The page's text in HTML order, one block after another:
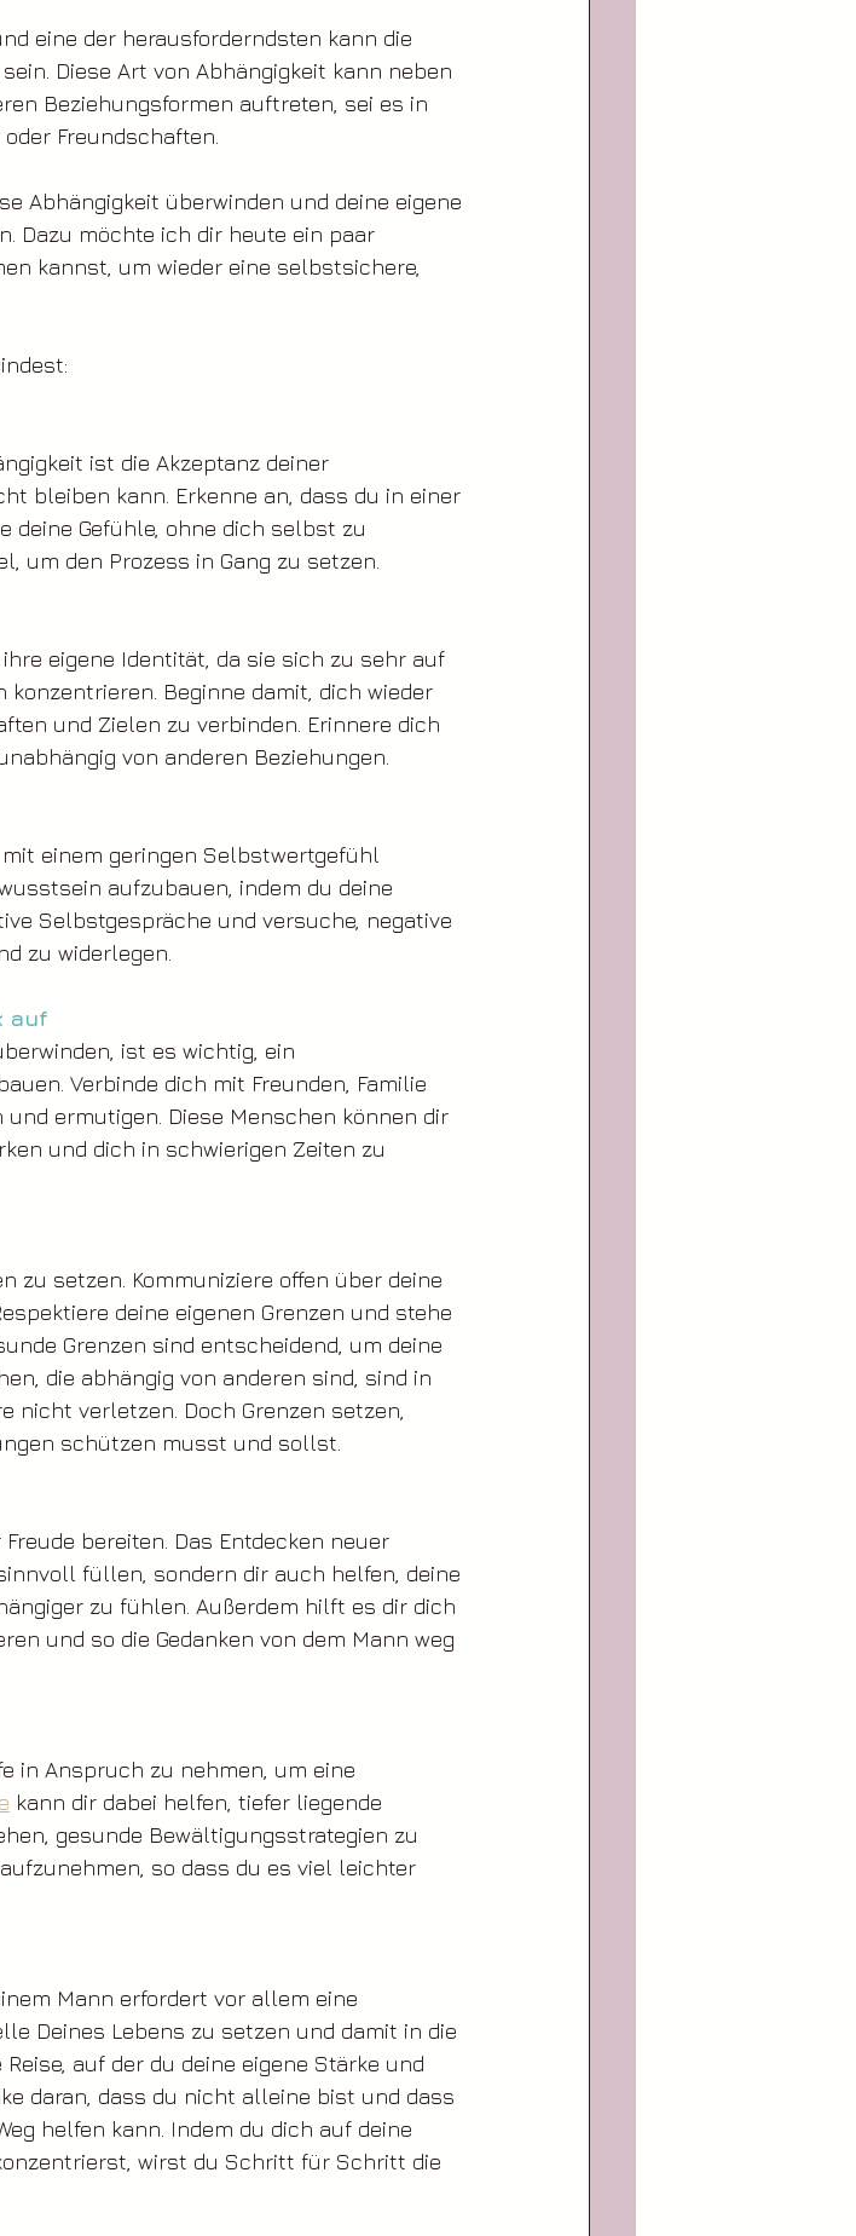
eine der herausforderndsten kann die
Diese Art von Abhängigkeit kann neben
Beziehungsformen auftreten, sei es in
Freundschaften.
Abhängigkeit überwinden und deine eigene
Dazu möchte ich dir heute ein paar
kannst, um wieder eine selbstsichere,
ist die Akzeptanz deiner
bleiben kann. Erkenne an, dass du in einer
deine Gefühle, ohne dich selbst zu
um den Prozess in Gang zu setzen.
eigene Identität, da sie sich zu sehr auf
Beginne damit, dich wieder
und Zielen zu verbinden. Erinnere dich
von anderen Beziehungen.
einem geringen Selbstwertgefühl
aufzubauen, indem du deine
Selbstgespräche und versuche, negative
zu widerlegen.
auf
ist es wichtig, ein
Verbinde dich mit Freunden, Familie
ermutigen. Diese Menschen können dir
und dich in schwierigen Zeiten zu
zu setzen. Kommuniziere offen über deine
deine eigenen Grenzen und stehe
Grenzen sind entscheidend, um deine
die abhängig von anderen sind, sind in
nicht verletzen. Doch Grenzen setzen,
schützen musst und sollst.
bereiten. Das Entdecken neuer
füllen, sondern dir auch helfen, deine
zu fühlen. Außerdem hilft es dir dich
und so die Gedanken von dem Mann weg
in Anspruch zu nehmen, um eine
kann dir dabei helfen, tiefer liegende
gesunde Bewältigungsstrategien zu
so dass du es viel leichter
Mann erfordert vor allem eine
Deines Lebens zu setzen und damit in die
auf der du deine eigene Stärke und
daran, dass du nicht alleine bist und dass
helfen kann. Indem du dich auf deine
wirst du Schritt für Schritt die